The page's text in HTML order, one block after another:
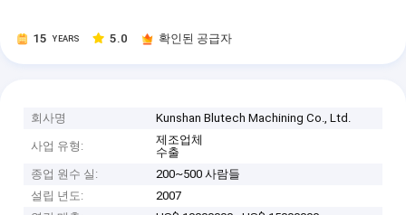
15 YEARS 5.0 확인된 공급자
회사명 Kunshan Blutech Machining Co., Ltd.
사업 유형:
제조업체
수출
종업 원수 실:
200~500 사람들
설립 년도:
2007